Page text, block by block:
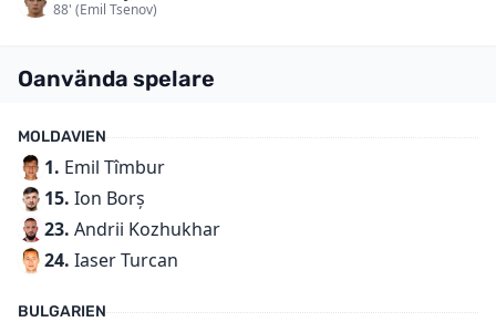
88' (Emil Tsenov)
Oanvända spelare
MOLDAVIEN
1. Emil Tîmbur
15. Ion Borș
23. Andrii Kozhukhar
24. Iaser Turcan
BULGARIEN